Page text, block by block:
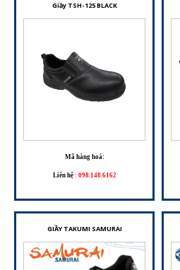
Giầy TSH-125 BLACK
Mã hàng hoá:
Liên hệ : 098.148.6162
GIẦY TAKUMI SAMURAI